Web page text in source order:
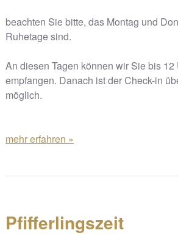
beachten Sie bitte, das Montag und
Ruhetage sind.
An diesen Tagen können wir Sie bis
empfangen. Danach ist der Check-in
möglich.
mehr erfahren »
Pfifferlingszeit